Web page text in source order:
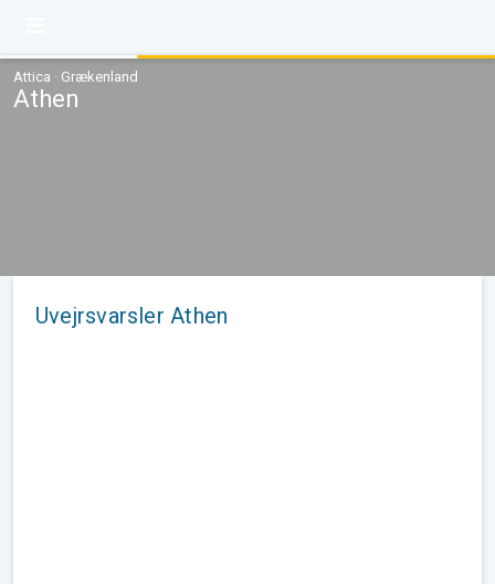
Attica · Grækenland
Athen
Uvejrsvarsler Athen